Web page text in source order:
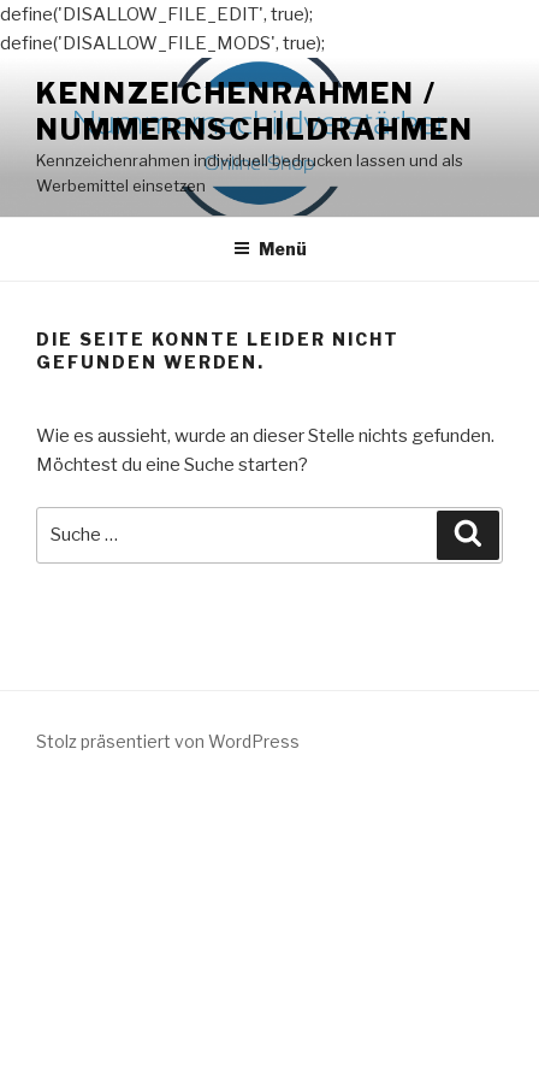
define('DISALLOW_FILE_EDIT', true);
define('DISALLOW_FILE_MODS', true);
Inhalt
springen
KENNZEICHENRAHMEN /
NUMMERNSCHILDRAHMEN
Kennzeichenrahmen individuell bedrucken lassen und als
Werbemittel einsetzen
Menü
DIE SEITE KONNTE LEIDER NICHT
GEFUNDEN WERDEN.
Wie es aussieht, wurde an dieser Stelle nichts gefunden.
Möchtest du eine Suche starten?
Stolz präsentiert von WordPress